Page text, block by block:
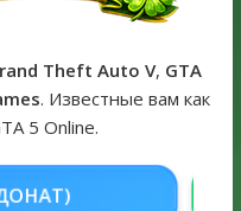
и Предзаказ Grand Theft
Theft Auto V, GTA
. Известные вам как
5 Online.
КУПИТЬ GTA 5